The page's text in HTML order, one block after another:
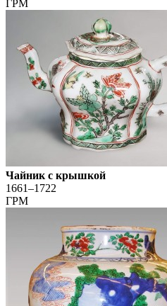
ГРМ
Чайник с крышкой
1661–1722
ГРМ